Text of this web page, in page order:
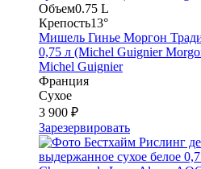
Объем0.75 L
Крепость13°
Мишель Гинье Моргон
0,75 л (Michel Guignier
Michel Guignier
Франция
Сухое
3 900 ₽
Зарезервировать